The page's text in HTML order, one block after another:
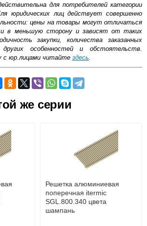
для потребителей категории
юридических лиц действует совершенно
цены на товары могут отличаться
в меньшую сторону и зависят от таких
закупки, количества заказанных
особенностей и обстоятельств.
с юр.лицами читайте здесь.
по Москве и Московской области
на сайте в режиме реального
при получении товара как при
(Yandex-деньги, Web-money,
и другие).
расчёт (возможно и с НДС)
же серии
Решетка алюминиевая
поперечная itermic
SGL.800.340 цвета
шампань